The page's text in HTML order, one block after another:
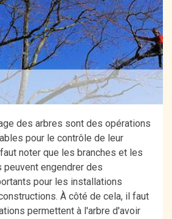
des arbres sont des opérations
pour le contrôle de leur
noter que les branches et les
engendrer des
pour les installations
À côté de cela, il faut
permettent à l'arbre d'avoir